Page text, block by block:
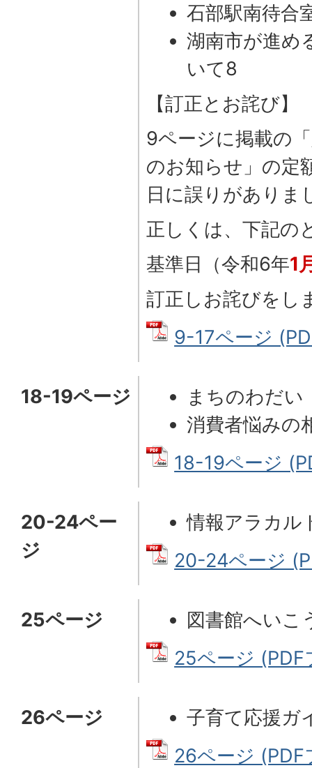
石部駅南待合
湖南市が進め
いて8
【訂正とお詫び】
9ページに掲載の
のお知らせ」の定
日に誤りがありま
正しくは、下記の
基準日（令和6年1
訂正しお詫びをし
9-17ページ
18-19ページ
まちのわだい
消費者悩みの
18-19ページ
20-24ペー
ジ
情報アラカル
20-24ページ
25ページ
図書館へいこ
25ページ
26ページ
子育て応援ガ
26ページ